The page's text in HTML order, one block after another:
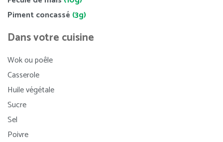
Piment concassé (3g)
Dans votre cuisine
Wok ou poêle
Casserole
Huile végétale
Sucre
Sel
Poivre